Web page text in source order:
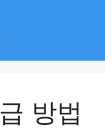
방법